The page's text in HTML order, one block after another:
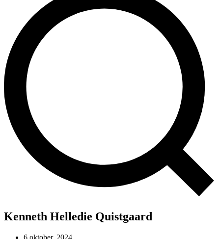
Kenneth Helledie Quistgaard
6 oktober, 2024